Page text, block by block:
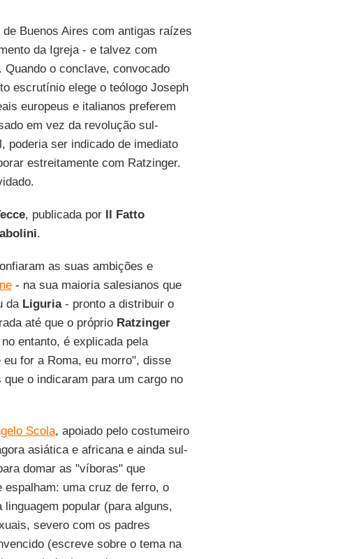
Buenos Aires com antigas raízes
da Igreja - e talvez com
o conclave, convocado
escrutínio elege o teólogo Joseph
europeus e italianos preferem
em vez da revolução sul-
poderia ser indicado de imediato
estreitamente com Ratzinger.
, publicada por Il Fatto
.
as suas ambições e
- na sua maioria salesianos que
da Liguria- pronto a distribuir o
até que o próprio Ratzinger
entanto, é explicada pela
eu for a Roma, eu morro", disse
o indicaram para um cargo no
Scola, apoiado pelo costumeiro
asiática e africana e ainda sul-
domar as "víboras" que
uma cruz de ferro, o
popular (para alguns,
severo com os padres
(escreve sobre o tema na